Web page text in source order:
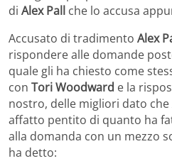
di Alex Pall che lo accusa
Accusato di tradimento Alex
rispondere alle domande
quale gli ha chiesto come
con Tori Woodward e la
nostro, delle migliori dato che
affatto pentito di quanto ha
alla domanda con un mezzo
ha detto: